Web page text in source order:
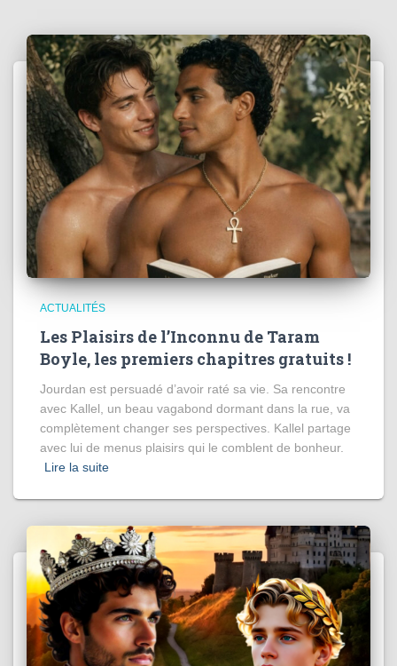
ACTUALITÉS
Les Plaisirs de l’Inconnu de Taram
Boyle, les premiers chapitres gratuits !
Jourdan est persuadé d’avoir raté sa vie. Sa rencontre
avec Kallel, un beau vagabond dormant dans la rue, va
complètement changer ses perspectives. Kallel partage
avec lui de menus plaisirs qui le comblent de bonheur.
Lire la suite